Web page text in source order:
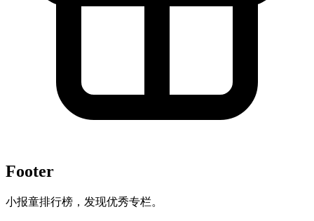
Footer
小报童排行榜，发现优秀专栏。